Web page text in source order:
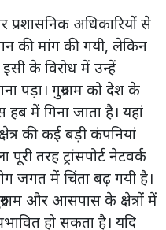
प्रशासनिक अधिकारियों से
की मांग की गयी, लेकिन
के विरोध में उन्हें
पड़ा। गुरुग्राम को देश के
में गिना जाता है। यहां
की कई बड़ी कंपनियां
तरह ट्रांसपोर्ट नेटवर्क
जगत में चिंता बढ़ गयी है।
और आसपास के क्षेत्रों में
हो सकता है। यदि